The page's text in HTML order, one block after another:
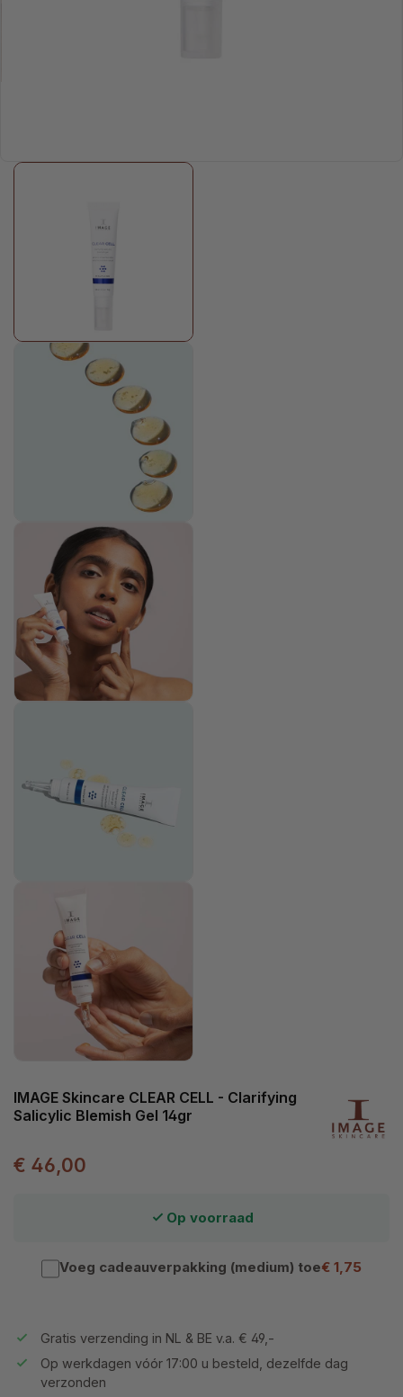
IMAGE Skincare CLEAR CELL - Clarifying
Salicylic Blemish Gel 14gr
€ 46,00
Op voorraad
Voeg cadeauverpakking (medium) toe€ 1,75
Gratis verzending in NL & BE v.a. € 49,-
Op werkdagen vóór 17:00 u besteld, dezelfde dag
verzonden